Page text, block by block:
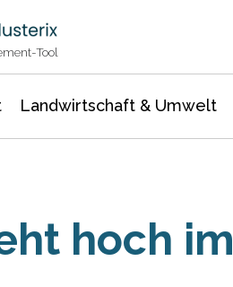
Tool
Landwirtschaft & Umwelt
hoch im